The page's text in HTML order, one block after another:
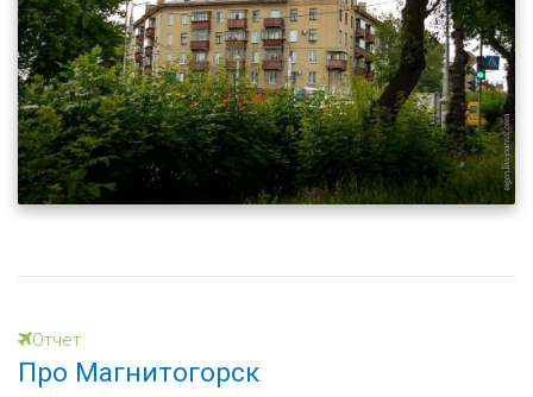
Отчет
Про Магнитогорск